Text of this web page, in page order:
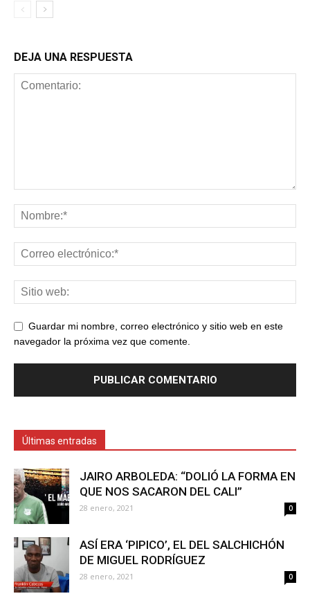
DEJA UNA RESPUESTA
Guardar mi nombre, correo electrónico y sitio web en este
navegador la próxima vez que comente.
Últimas entradas
JAIRO ARBOLEDA: “DOLIÓ LA FORMA EN
QUE NOS SACARON DEL CALI”
28 enero, 2021 0
ASÍ ERA ‘PIPICO’, EL DEL SALCHICHÓN
DE MIGUEL RODRÍGUEZ
28 enero, 2021 0